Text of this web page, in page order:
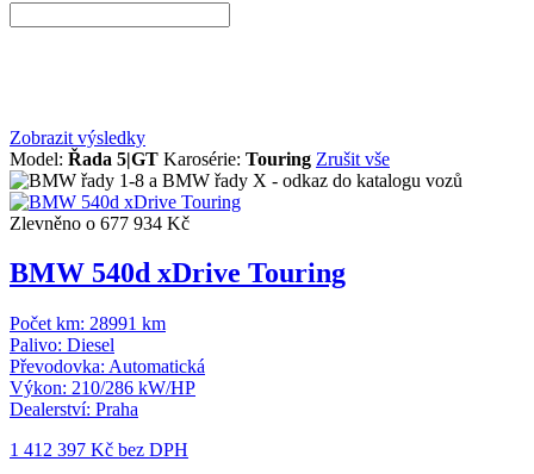
Zobrazit výsledky
Model: Řada 5|GT Karosérie: Touring Zrušit vše
Zlevněno o 677 934 Kč
BMW 540d xDrive Touring
Počet km: 28991 km
Palivo: Diesel
Převodovka: Automatická
Výkon: 210/286 kW/HP
Dealerství: Praha
1 412 397 Kč bez DPH